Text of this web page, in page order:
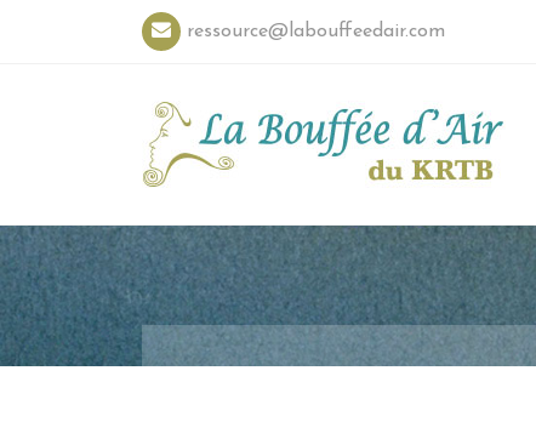
ressource@labouffeedair.com